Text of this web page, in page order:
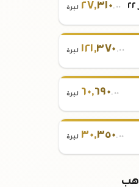
٢٧,٣١٠.٠٠ ليرة
١٢١,٣٧٠ .٠٠ ليرة
٦٠,٦٩٠.٠٠ ليرة
٣٠,٣٥٠.٠٠ ليرة